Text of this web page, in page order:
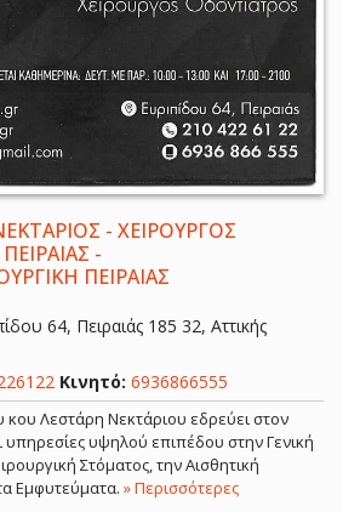
- ΧΕΙΡΟΥΡΓΟΣ
-
ΠΕΙΡΑΙΑΣ
64, Πειραιάς 185 32, Αττικής
Κινητό: 6936866555
κου Λεστάρη Νεκτάριου εδρεύει στον
υπηρεσίες υψηλού επιπέδου στην Γενική
Στόματος, την Αισθητική
Εμφυτεύματα. » Περισσότερες